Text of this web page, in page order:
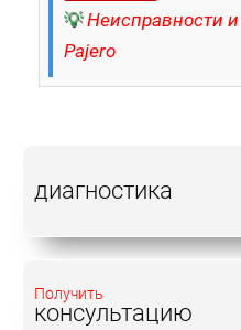
💡 Неисправности
Pajero
диагностика
Получить
консультацию